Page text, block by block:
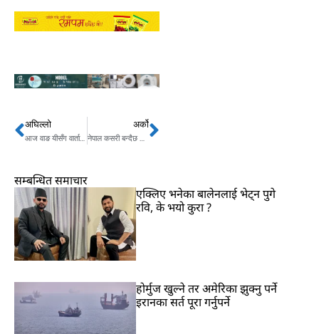
Prev
अघिल्लो
आज वाङ यीसँग वार्ता गर्दै परराष्ट्रमन्त्री खनाल, चार एजेन्डा
अर्को
नेपाल कसरी बन्दैछ खनिजको नयाँ हब? युरेनियमदेखि ग्याससम्मको योजना Next
सम्बन्धित समाचार
एक्लिए भनेका बालेनलाई भेट्न पुगे
रवि, के भयो कुरा ?
होर्मुज खुल्ने तर अमेरिका झुक्नु पर्ने
इरानका सर्त पूरा गर्नुपर्ने